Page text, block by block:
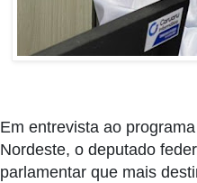
Em entrevista ao
Nordeste, o deputado
parlamentar que mais